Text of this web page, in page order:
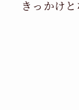
きっかけ